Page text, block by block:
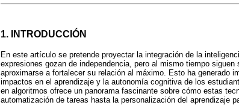
1. INTRODUCCIÓN
En este artículo se pretende proyectar la integración de la
expresiones gozan de independencia, pero al mismo tiempo
aproximarse a fortalecer su relación al máximo. Esto ha generado
impactos en el aprendizaje y la autonomía cognitiva de los
en algoritmos ofrece un panorama fascinante sobre cómo estas
automatización de tareas hasta la personalización del aprendizaje